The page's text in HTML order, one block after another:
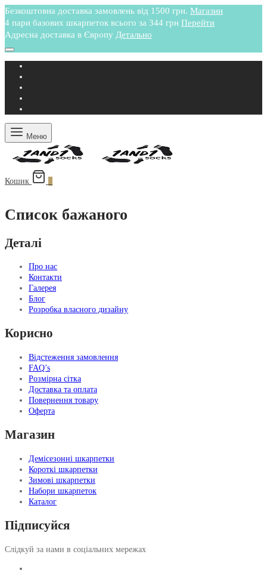
Безкоштовна доставка замовлень від 1500 грн. Магазин
4 пари базових шкарпеток всього за 344 грн Перейти
Адресна доставка в Європу Детально
Меню
Кошик
Список бажаного
Деталі
Про нас
Контакти
Галерея
Блог
Розробка власного дизайну
Корисно
Відстеження замовлення
FAQ’s
Розмірна сітка
Доставка та оплата
Повернення товару
Оферта
Магазин
Демісезонні шкарпетки
Короткі шкарпетки
Зимові шкарпетки
Набори шкарпеток
Каталог
Підписуйся
Слідкуй за нами в соціальних мережах